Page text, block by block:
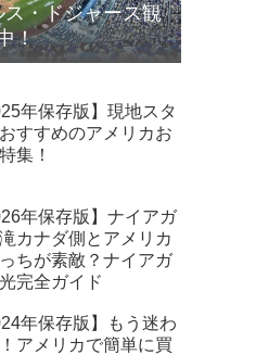
・ドジャース観
！
年保存版】現地スタ
すすめのアメリカお
集！
年保存版】ナイアガ
カナダ側とアメリカ
ちが素敵？ナイアガ
完全ガイド
年保存版】もう迷わ
アメリカで簡単に買